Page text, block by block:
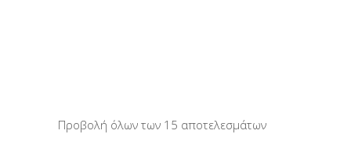
Προβολή όλων των 15 αποτελεσμάτων